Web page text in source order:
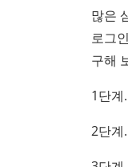
많은
로그
구해
1단
2단계